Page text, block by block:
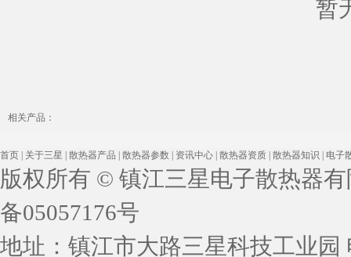
暂
相关产品：
首页 关于三星 散热器产品 散热器参数 资讯中心 散热器资质 散热器知识 电子
版权所有 © 镇江三星电子散热器
备05057176号
地址：镇江市大路三星科技工业园